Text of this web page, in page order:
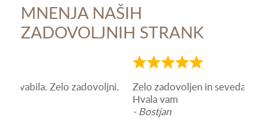
MNENJA NAŠIH
ZADOVOLJNIH STRANK
od
Zelo zadovoljen in seveda se bom gdaj narocil.
od
Vse